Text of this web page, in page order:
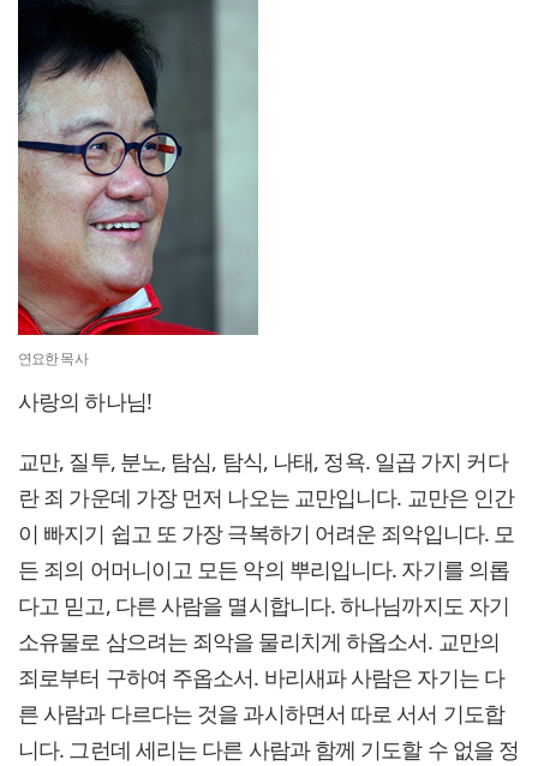
연요한 목사
사랑의 하나님!
교만, 질투, 분노, 탐심, 탐식, 나태, 정욕. 일곱 가지 커다
란 죄 가운데 가장 먼저 나오는 교만입니다. 교만은 인간
이 빠지기 쉽고 또 가장 극복하기 어려운 죄악입니다. 모
든 죄의 어머니이고 모든 악의 뿌리입니다. 자기를 의롭
다고 믿고, 다른 사람을 멸시합니다. 하나님까지도 자기
소유물로 삼으려는 죄악을 물리치게 하옵소서. 교만의
죄로부터 구하여 주옵소서. 바리새파 사람은 자기는 다
른 사람과 다르다는 것을 과시하면서 따로 서서 기도합
니다. 그런데 세리는 다른 사람과 함께 기도할 수 없을 정